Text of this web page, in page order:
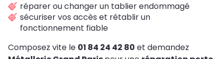
réparer ou changer un tablier endommagé
sécuriser vos accès et rétablir un
fonctionnement fiable
Composez vite le 01 84 24 42 80 et demandez